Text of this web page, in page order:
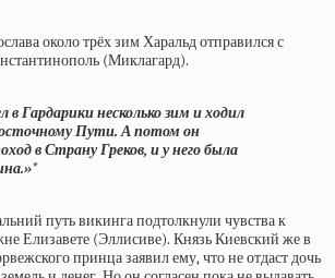
около трёх зим Харальд отправился с
(Миклагард).
в Гардарики несколько зим и ходил
Пути. А потом он
в Страну Греков, и у него была
путь викинга подтолкнули чувства к
Елизавете (Эллисиве). Князь Киевский же в
принца заявил ему, что не отдаст дочь